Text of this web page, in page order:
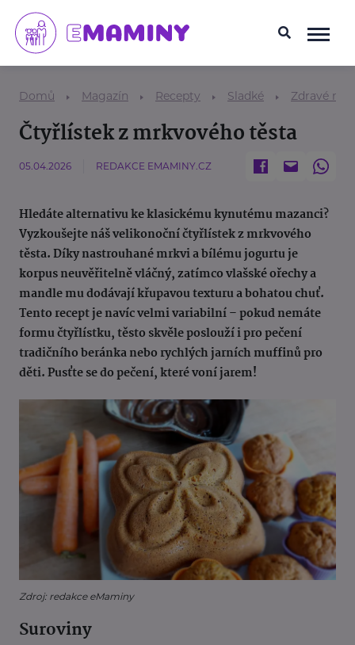
Domů Magazín Recepty Sladké Zdravé
Čtyřlístek z mrkvového těsta
05.04.2026 REDAKCE EMAMINY.CZ
Hledáte alternativu ke klasickému kynutému mazanci?
Vyzkoušejte náš velikonoční čtyřlístek z mrkvového
těsta. Díky nastrouhané mrkvi a bílému jogurtu je
korpus neuvěřitelně vláčný, zatímco vlašské ořechy a
mandle mu dodávají křupavou texturu a bohatou chuť.
Tento recept je navíc velmi variabilní – pokud nemáte
formu čtyřlístku, těsto skvěle poslouží i pro pečení
tradičního beránka nebo rychlých jarních muffinů pro
děti. Pusťte se do pečení, které voní jarem!
Zdroj: redakce eMaminy
Suroviny